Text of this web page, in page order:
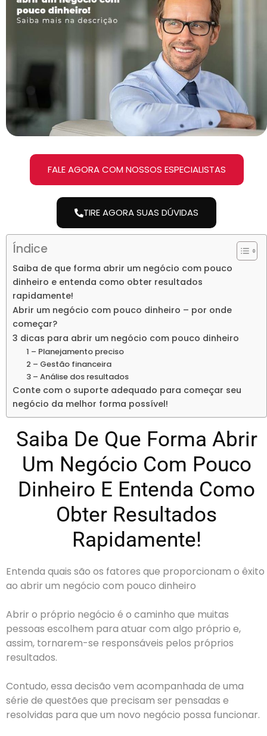
FALE AGORA COM NOSSOS ESPECIALISTAS
TIRE AGORA SUAS DÚVIDAS
Índice
Saiba de que forma abrir um negócio com pouco
dinheiro e entenda como obter resultados
rapidamente!
Abrir um negócio com pouco dinheiro – por onde
começar?
3 dicas para abrir um negócio com pouco dinheiro
1 – Planejamento preciso
2 – Gestão financeira
3 – Análise dos resultados
Conte com o suporte adequado para começar seu
negócio da melhor forma possível!
Saiba De Que Forma Abrir
Um Negócio Com Pouco
Dinheiro E Entenda Como
Obter Resultados
Rapidamente!
Entenda quais são os fatores que proporcionam o êxito
ao abrir um negócio com pouco dinheiro
Abrir o próprio negócio é o caminho que muitas
pessoas escolhem para atuar com algo próprio e,
assim, tornarem-se responsáveis pelos próprios
resultados.
Contudo, essa decisão vem acompanhada de uma
série de questões que precisam ser pensadas e
resolvidas para que um novo negócio possa funcionar.